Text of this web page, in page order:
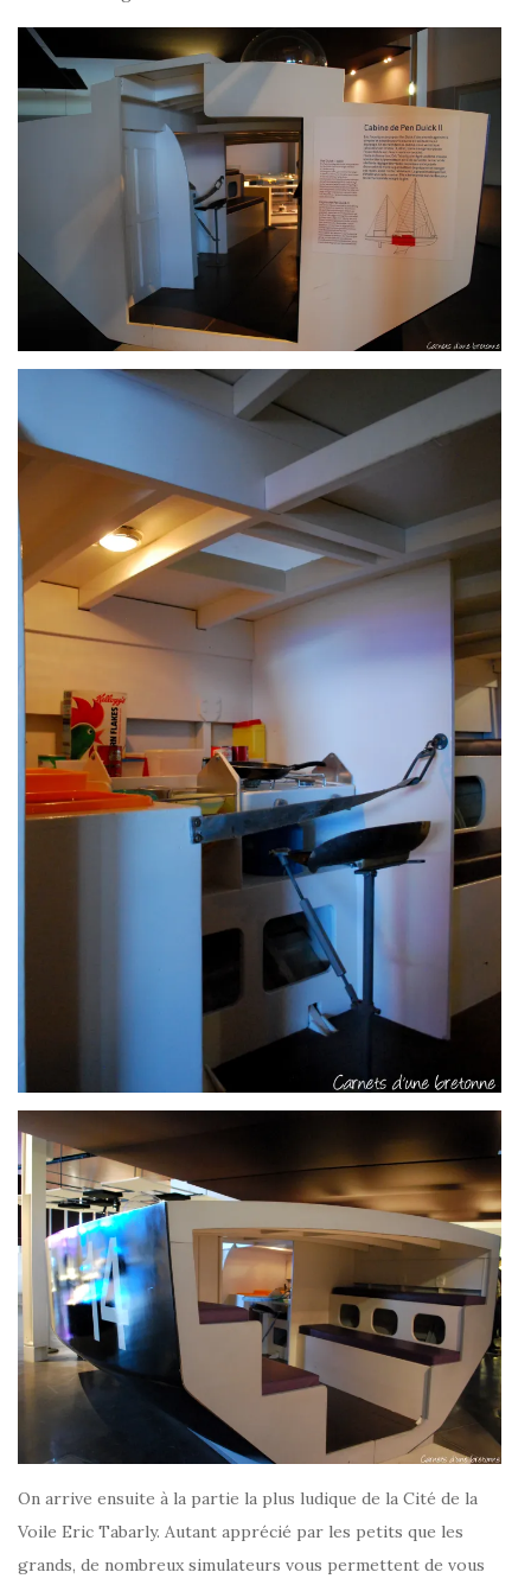
On arrive ensuite à la partie la plus ludique de la Cité de la
Voile Eric Tabarly. Autant apprécié par les petits que les
grands, de nombreux simulateurs vous permettent de vous